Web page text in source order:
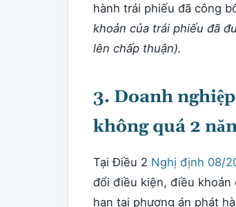
hành trái phiếu đã công
khoản của trái phiếu đã
lên chấp thuận).
3. Doanh
không quá 2
Tại Điều 2 Nghị định 08/
đổi điều kiện, điều khoản
hạn tại phương án phát